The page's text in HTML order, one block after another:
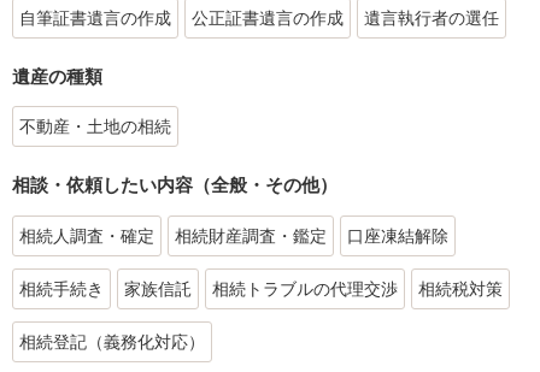
自筆証書遺言の作成 公正証書遺言の作成 遺言執行者の選任
遺産の種類
不動産・土地の相続
相談・依頼したい内容（全般・その他）
相続人調査・確定 相続財産調査・鑑定 口座凍結解除
相続手続き 家族信託 相続トラブルの代理交渉 相続税対策
相続登記（義務化対応）